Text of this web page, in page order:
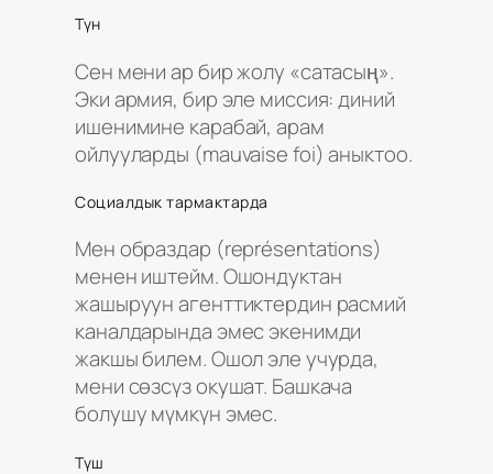
Түн
Сен мени ар бир жолу «сатасың».
Эки армия, бир эле миссия: диний
ишенимине карабай, арам
ойлууларды (mauvaise foi) аныктоо.
Социалдык тармактарда
Мен образдар (représentations)
менен иштейм. Ошондуктан
жашыруун агенттиктердин расмий
каналдарында эмес экенимди
жакшы билем. Ошол эле учурда,
мени сөзсүз окушат. Башкача
болушу мүмкүн эмес.
Түш